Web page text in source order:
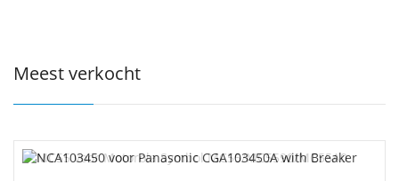
Meest verkocht